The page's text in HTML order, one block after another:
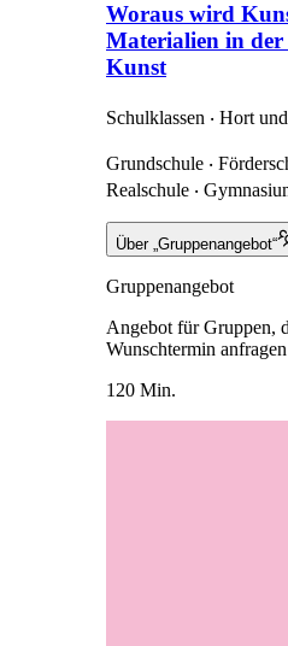
Woraus wird
Materialien in der
Kunst
Schulklassen ‧ Hort
Grundschule ‧
Realschule ‧
Über „Gruppenangebot“
Gruppenangebot
Angebot für Gruppen,
Wunschtermin
120 Min.